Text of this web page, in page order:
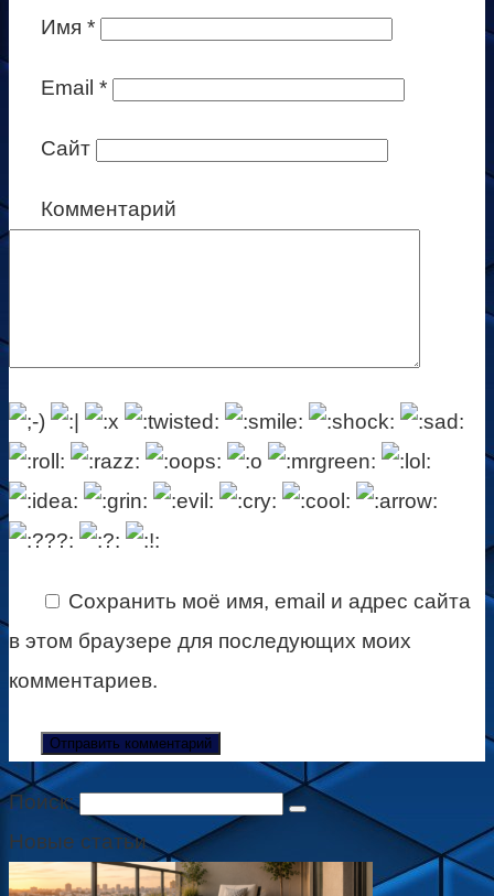
Имя *
Email *
Сайт
Комментарий
Сохранить моё имя, email и адрес сайта
в этом браузере для последующих моих
комментариев.
Поиск:
Новые статьи